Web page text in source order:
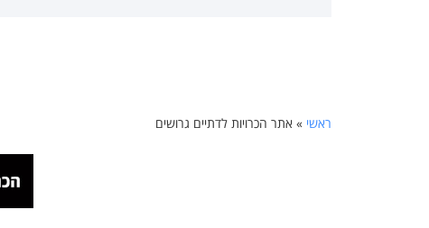
ראשי » אתר הכרויות לדתיים גרושים